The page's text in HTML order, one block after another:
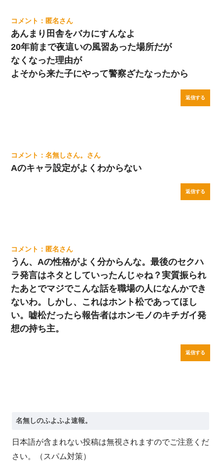
匿名
あんまり田舎をバカにすんなよ
20年前まで夜這いの風習あった場所だが
なくなった理由が
よそから来た子にやって警察ざたなったから
返信する
名無しさん。
Aのキャラ設定がよくわからない
返信する
匿名
うん、Aの性格がよく分からんな。最後のセクハ
ラ発言はネタとしていったんじゃね？実質振られ
たあとでマジでこんな話を職場の人になんかでき
ないわ。しかし、これはホント松であってほし
い。嘘松だったら報告者はホンモノのキチガイ発
想の持ち主。
返信する
日本語が含まれない投稿は無視されますのでご注意くだ
さい。（スパム対策）